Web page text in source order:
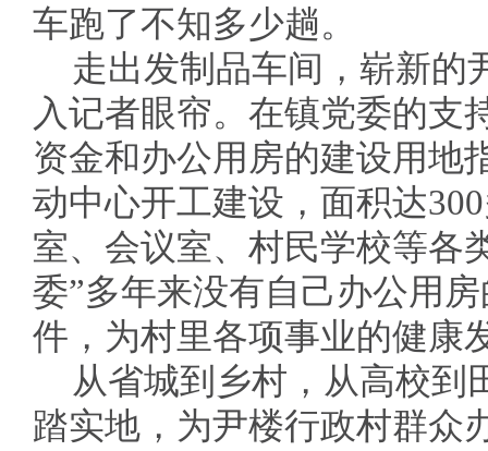
车跑了不知多少趟。
走出发制品车间，崭新的
入记者眼帘。在镇党委的支
资金和办公用房的建设用地
动中心开工建设，面积达
室、会议室、村民学校等各
委”多年来没有自己办公用
件，为村里各项事业的健康
从省城到乡村，从高校到
踏实地，为尹楼行政村群众